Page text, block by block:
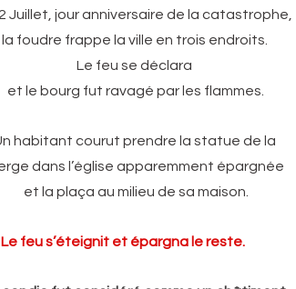
Juillet, jour anniversaire de la catastrophe,
la foudre frappe la ville en trois endroits.
Le feu se déclara
et le bourg fut ravagé par les flammes.
habitant courut prendre la statue de la
dans l’église apparemment épargnée
et la plaça au milieu de sa maison.
         Le feu s’éteignit et épargna le reste.